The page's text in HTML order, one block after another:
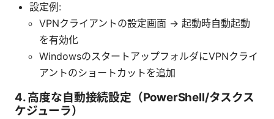
設定例:
VPNクライアントの設定画面 → 起動時自動起動
を有効化
WindowsのスタートアップフォルダにVPNクライ
アントのショートカットを追加
4. 高度な自動接続設定（PowerShell/タスクス
ケジューラ）